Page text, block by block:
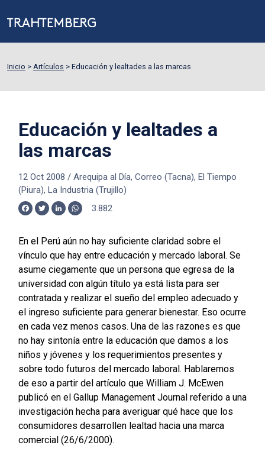
Inicio > Artículos > Educación y lealtades a las marcas
Educación y lealtades a
las marcas
12 Oct 2008 / Arequipa al Día, Correo (Tacna), El Tiempo
(Piura), La Industria (Trujillo)
Facebook
TwitterLinkedInWhatsApp
3.882
En el Perú aún no hay suficiente claridad sobre el
vínculo que hay entre educación y mercado laboral. Se
asume ciegamente que un persona que egresa de la
universidad con algún título ya está lista para ser
contratada y realizar el sueño del empleo adecuado y
el ingreso suficiente para generar bienestar. Eso ocurre
en cada vez menos casos. Una de las razones es que
no hay sintonía entre la educación que damos a los
niños y jóvenes y los requerimientos presentes y
sobre todo futuros del mercado laboral. Hablaremos
de eso a partir del artículo que William J. McEwen
publicó en el Gallup Management Journal referido a una
investigación hecha para averiguar qué hace que los
consumidores desarrollen lealtad hacia una marca
comercial (26/6/2000).